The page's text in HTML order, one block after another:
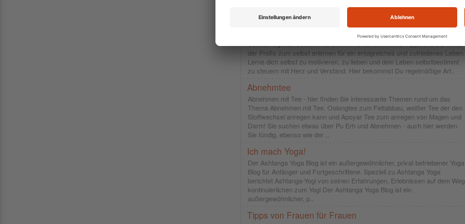
Bereich enthält eine große Anleitung zum Anbau von Cannabis, eine
Anleitung zum Indoor Anbau..
der Profis zum selbst erlernen für ein erfolgreiches und zufriedenes Leben.
Lerne dich selbst zu motivieren, zu lieben und dein Leben selbstbestimmt
zu steuern mit Herz und Verstand. Hier bekommst Du regelmäßige Art..
Abnehmtee
Abnehmen mit Tee - hier finden Sie interessante Themen rund um das
Thema Abnehmen mit Tee. Oolongtee zum Fettabbau, weißer Tee der den
Stoffwechsel anregen kann und Apoyar Tee zum anregen von Magen und
Darm! Sie suchen etwas über Pu Erh und Abnehmen - auch hier werden
Sie fündig, ebenso wie der ..
Ich mach Yoga!
Der Ashtanga Yoga Blog ist ein außergewöhnlicher, privat betriebener Yoga
Blog für Anfänger und Fortgeschrittene. Speziell zu Ashtanga Yoga
berichtet Ashtanga-Yogi von seinen Erfahrungen, Erlebnissen auf dem Weg
kontinuierlichen zum Yogi Der Ashtanga Yoga Blog ist ein
außergewöhnlicher, p..
Tipps von Frauen für Frauen